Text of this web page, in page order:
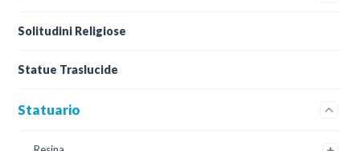
Solitudini Religiose
Statue Traslucide
Statuario